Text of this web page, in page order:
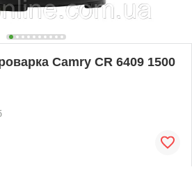
Camry CR 6409 1500